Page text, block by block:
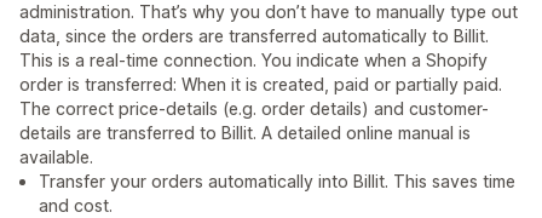
administration. That’s why you don’t have to manually type out
data, since the orders are transferred automatically to Billit.
This is a real-time connection. You indicate when a Shopify
order is transferred: When it is created, paid or partially paid.
The correct price-details (e.g. order details) and customer-
details are transferred to Billit. A detailed online manual is
available.
Transfer your orders automatically into Billit. This saves time
and cost.